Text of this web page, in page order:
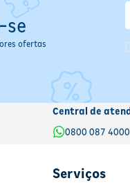
se
ofertas
Central de
0800 087 4000
Serviços